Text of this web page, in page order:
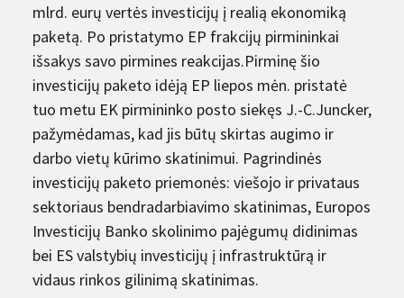
mlrd. eurų vertės investicijų į realią ekonomiką
paketą. Po pristatymo EP frakcijų pirmininkai
išsakys savo pirmines reakcijas.Pirminę šio
investicijų paketo idėją EP liepos mėn. pristatė
tuo metu EK pirmininko posto siekęs J.-C.Juncker,
pažymėdamas, kad jis būtų skirtas augimo ir
darbo vietų kūrimo skatinimui. Pagrindinės
investicijų paketo priemonės: viešojo ir privataus
sektoriaus bendradarbiavimo skatinimas, Europos
Investicijų Banko skolinimo pajėgumų didinimas
bei ES valstybių investicijų į infrastruktūrą ir
vidaus rinkos gilinimą skatinimas.